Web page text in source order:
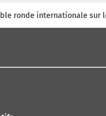
ronde internationale sur